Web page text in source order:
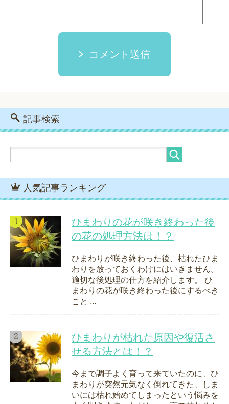
コメント送信
記事検索
人気記事ランキング
ひまわりの花が咲き終わった後
の花の処理方法は！？
ひまわりが咲き終わった後、枯れたひま
わりを放っておくわけにはいきません。
適切な後処理の仕方を紹介します。 ひ
まわりの花が咲き終わった後にするべき
こと ...
ひまわりが枯れた原因や復活さ
せる方法とは！？
今まで調子よく育って来ていたのに、ひ
まわりが突然元気なく倒れてきた、しま
いには枯れ始めてしまったという悩みを